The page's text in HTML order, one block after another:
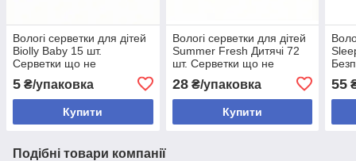
Вологі серветки для дітей
Biolly Baby 15 шт.
Серветки що не
5 ₴/упаковка
Купити
Вологі серветки для дітей
Summer Fresh Дитячі 72
шт. Серветки що не
28₴/упаковка
Купити
55
Подібні товари компанії